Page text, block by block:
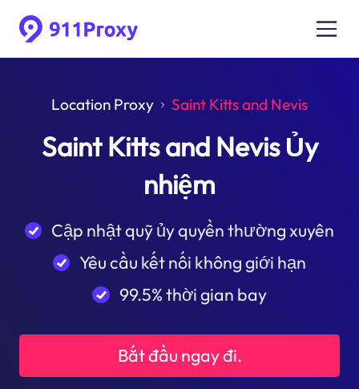
Location Proxy Saint Kitts and Nevis
Saint Kitts and Nevis Ủy
nhiệm
Cập nhật quỹ ủy quyền thường xuyên
Yêu cầu kết nối không giới hạn
99.5% thời gian bay
Bắt đầu ngay đi.